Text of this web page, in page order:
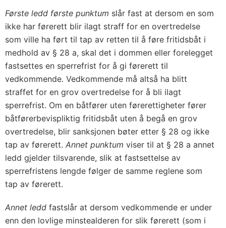
Første ledd første punktum slår fast at dersom en som
ikke har førerett blir ilagt straff for en overtredelse
som ville ha ført til tap av retten til å føre fritidsbåt i
medhold av § 28 a, skal det i dommen eller forelegget
fastsettes en sperrefrist for å gi førerett til
vedkommende. Vedkommende må altså ha blitt
straffet for en grov overtredelse for å bli ilagt
sperrefrist. Om en båtfører uten førerettigheter fører
båtførerbevispliktig fritidsbåt uten å begå en grov
overtredelse, blir sanksjonen bøter etter § 28 og ikke
tap av førerett. Annet punktum viser til at § 28 a annet
ledd gjelder tilsvarende, slik at fastsettelse av
sperrefristens lengde følger de samme reglene som
tap av førerett.
Annet ledd fastslår at dersom vedkommende er under
enn den lovlige minstealderen for slik førerett (som i